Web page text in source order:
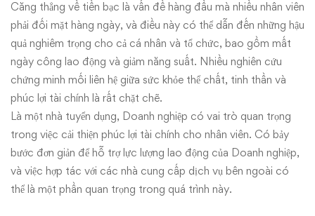
TÀI
CHÍNH
CHO
LỰC
LƯỢNG
LAO
ĐỘNG
Căng thẳng về tiền bạc là vấn đề hàng đầu mà nhiều nhân viên
phải đối mặt hàng ngày, và điều này có thể dẫn đến những hậu
quả nghiêm trọng cho cả cá nhân và tổ chức, bao gồm mất
ngày công lao động và giảm năng suất. Nhiều nghiên cứu
chứng minh mối liên hệ giữa sức khỏe thể chất, tinh thần và
phúc lợi tài chính là rất chặt chẽ.
Là một nhà tuyển dụng, Doanh nghiệp có vai trò quan trọng
trong việc cải thiện phúc lợi tài chính cho nhân viên. Có bảy
bước đơn giản để hỗ trợ lực lượng lao động của Doanh nghiệp,
và việc hợp tác với các nhà cung cấp dịch vụ bên ngoài có
thể là một phần quan trọng trong quá trình này.